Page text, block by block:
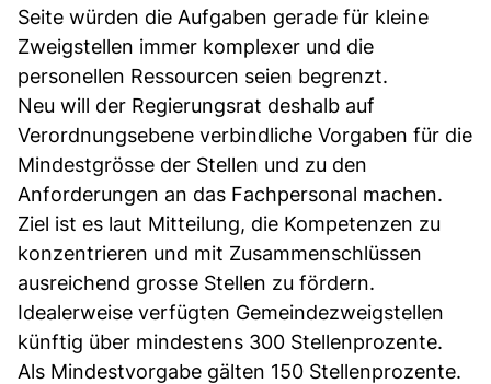
Seite würden die Aufgaben gerade für kleine
Zweigstellen immer komplexer und die
personellen Ressourcen seien begrenzt.
Neu will der Regierungsrat deshalb auf
Verordnungsebene verbindliche Vorgaben für die
Mindestgrösse der Stellen und zu den
Anforderungen an das Fachpersonal machen.
Ziel ist es laut Mitteilung, die Kompetenzen zu
konzentrieren und mit Zusammenschlüssen
ausreichend grosse Stellen zu fördern.
Idealerweise verfügten Gemeindezweigstellen
künftig über mindestens 300 Stellenprozente.
Als Mindestvorgabe gälten 150 Stellenprozente.